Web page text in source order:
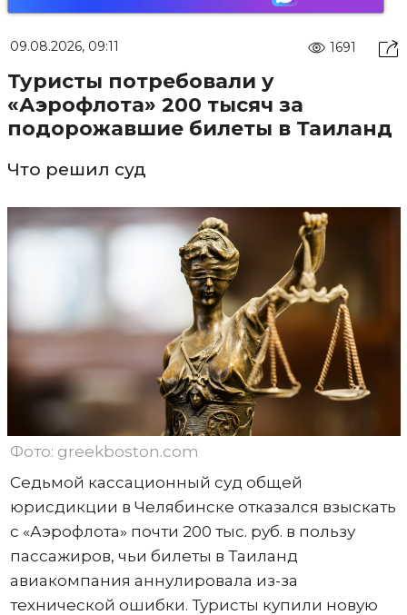
09.08.2026, 09:11 1691
Туристы потребовали у
«Аэрофлота» 200 тысяч за
подорожавшие билеты в Таиланд
Что решил суд
Фото: greekboston.com
Седьмой кассационный суд общей
юрисдикции в Челябинске отказался взыскать
с «Аэрофлота» почти 200 тыс. руб. в пользу
пассажиров, чьи билеты в Таиланд
авиакомпания аннулировала из-за
технической ошибки. Туристы купили новую